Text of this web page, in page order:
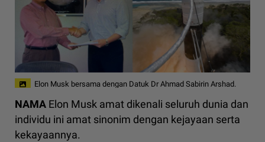
Elon Musk bersama dengan Datuk Dr Ahmad Sabirin Arshad.
NAMA Elon Musk amat dikenali seluruh dunia dan
individu ini amat sinonim dengan kejayaan serta
kekayaannya.